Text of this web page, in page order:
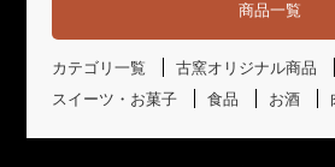
商品一覧
カテゴリ一覧
古窯オリジナル商品
スイーツ・お菓子
食品 お酒